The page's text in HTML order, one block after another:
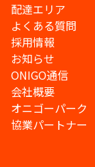
配達エリア
よくある質問
採用情報
お知らせ
ONIGO通信
会社概要
オニゴーパーク
協業パートナー